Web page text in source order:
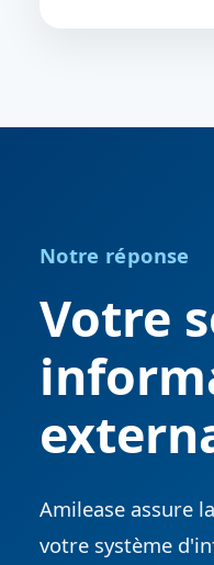
Notre réponse
Votre
Amilease assure
votre système